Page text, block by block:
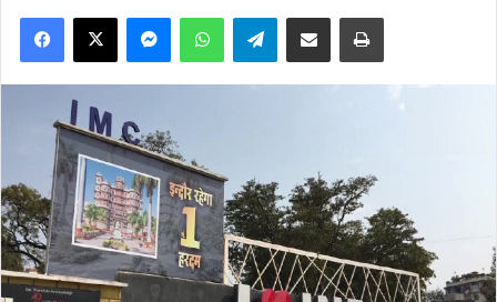
Facebook
X MessengerWhatsAppTelegramShare via Email Print